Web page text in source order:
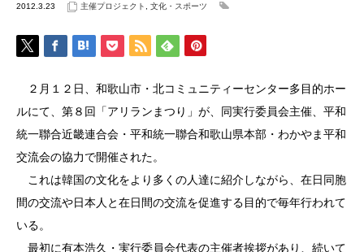
2012.3.23 主催プロジェクト 文化・スポーツ
２月１２日、和歌山市・北コミュニティーセンター多目的ホー
ルにて、第８回「アリランまつり」が、同実行委員会主催、平和
統一聯合近畿連合会・平和統一聯合和歌山県本部・わかやま平和
交流会の協力で開催された。
これは韓国の文化をより多くの人達に紹介しながら、在日同胞
間の交流や日本人と在日間の交流を促進する目的で毎年行われて
いる。
最初に有本浩久・実行委員会代表の主催者挨拶があり、続いて